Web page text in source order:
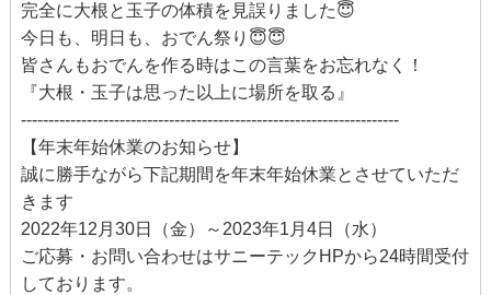
完全に大根と玉子の体積を見誤りました😇
今日も、明日も、おでん祭り😇😇
皆さんもおでんを作る時はこの言葉をお忘れなく！
『大根・玉子は思った以上に場所を取る』
---------------------------------------------------------------------
【年末年始休業のお知らせ】
誠に勝手ながら下記期間を年末年始休業とさせていただ
きます
2022年12月30日（金）～2023年1月4日（水）
ご応募・お問い合わせはサニーテックHPから24時間受付
しております。